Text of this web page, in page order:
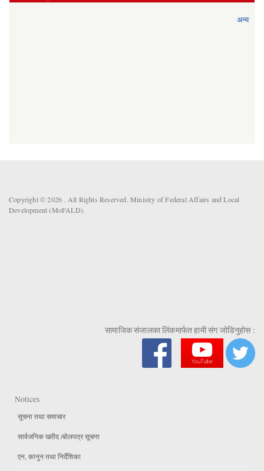
अन्य
Copyright © 2026 . All Rights Reserved. Ministry of Federal Affairs and Local
Development (MoFALD).
सामाजिक संजालका लिंकमार्फत हामी संग जोडिनुहोस :
Notices
सूचना तथा समाचार
सार्वजनिक खरीद /बोलपत्र सूचना
एन, कानुन तथा निर्देशिका